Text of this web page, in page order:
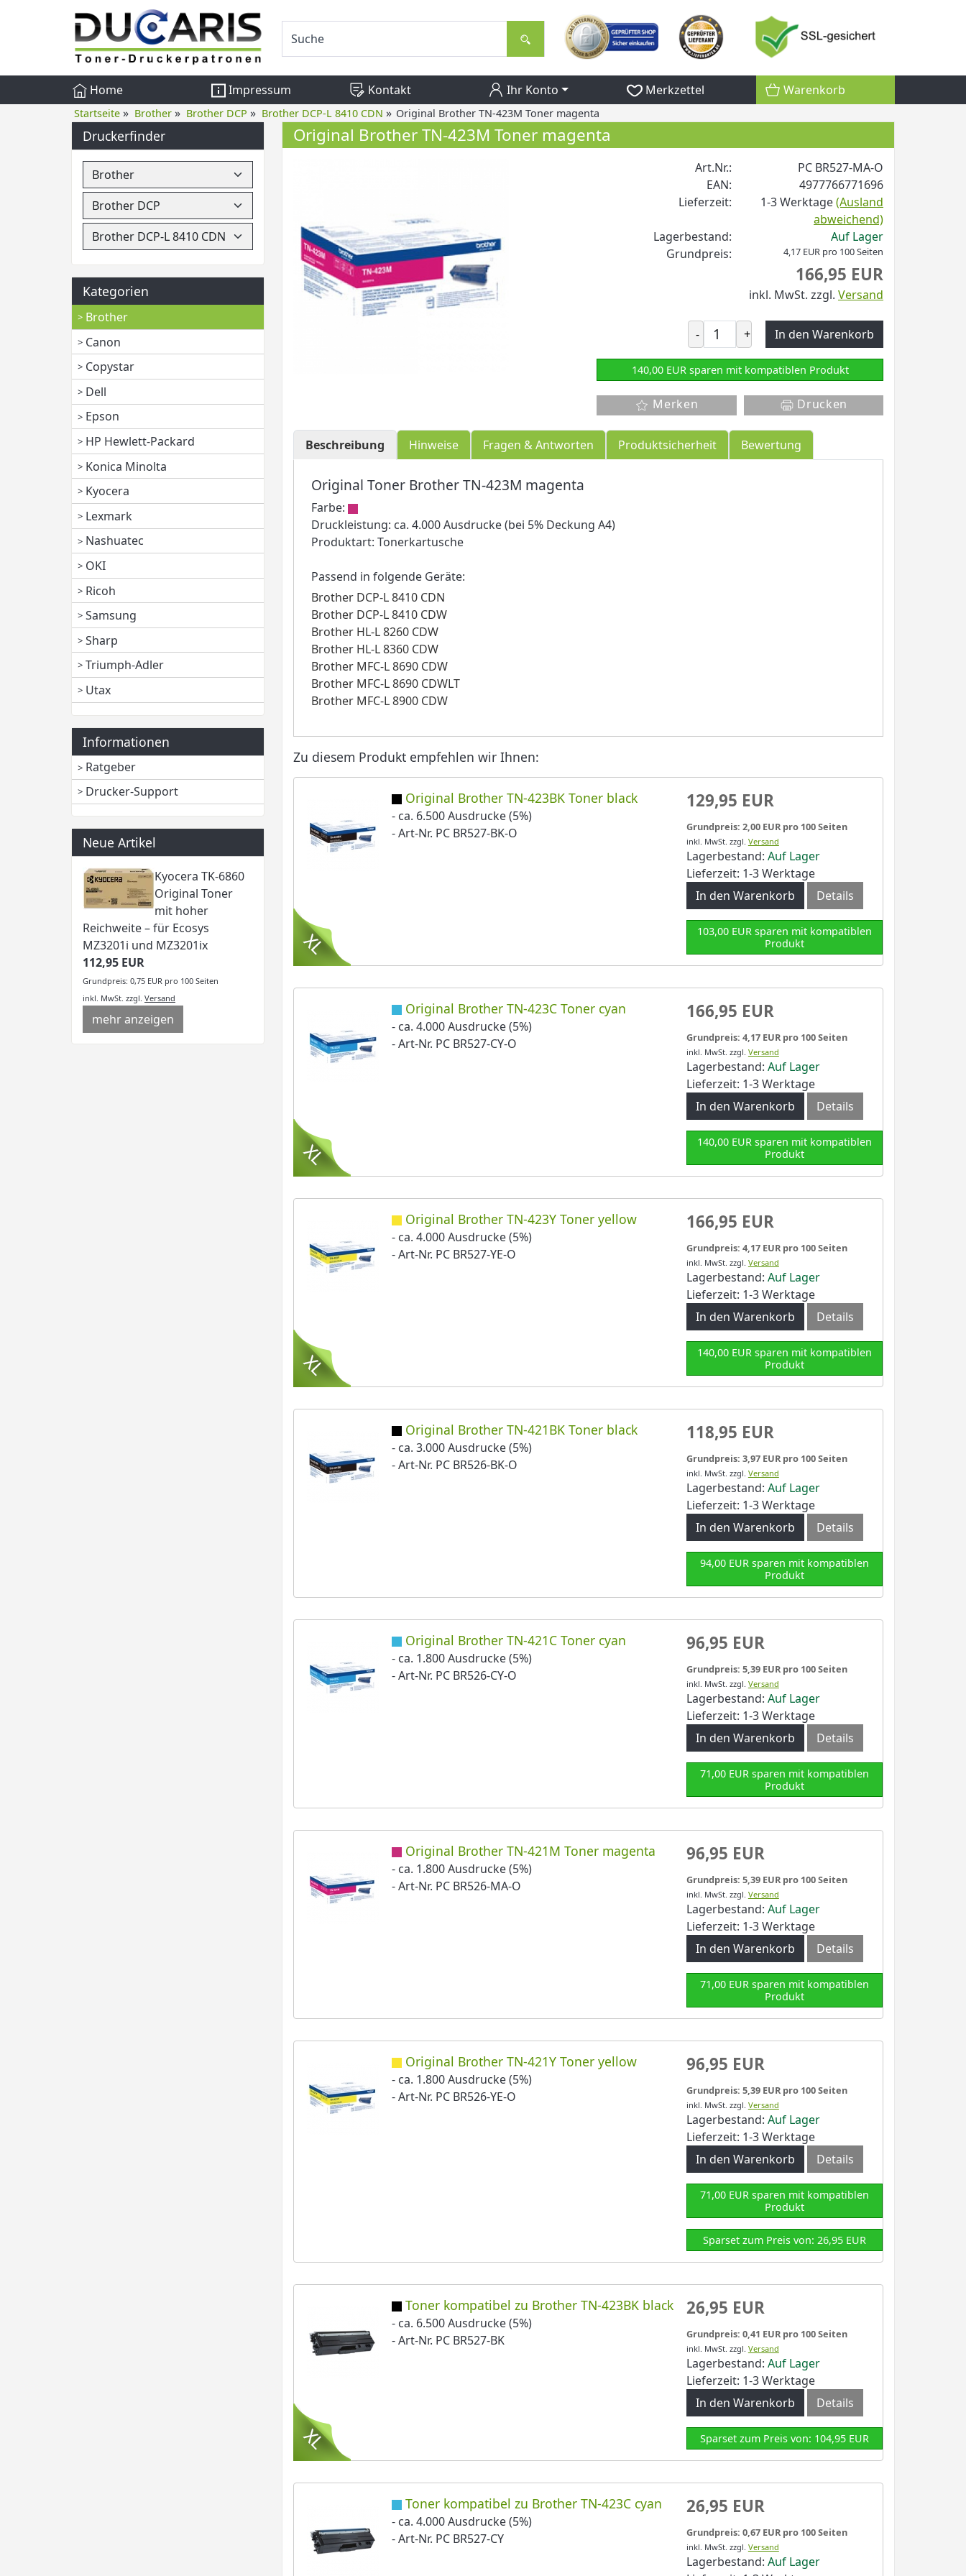
Home Impressum Kontakt Ihr Konto Merkzettel Warenkorb
Startseite » Brother » Brother DCP » Brother DCP-L 8410 CDN » Original Brother TN-423M Toner magenta
Druckerfinder
Kategorien
Brother
Canon
Copystar
Dell
Epson
HP Hewlett-Packard
Konica Minolta
Kyocera
Lexmark
Nashuatec
OKI
Ricoh
Samsung
Sharp
Triumph-Adler
Utax
Informationen
Ratgeber
Drucker-Support
Neue Artikel
Kyocera TK-6860
Original Toner
mit hoher
Reichweite – für Ecosys
MZ3201i und MZ3201ix
112,95 EUR
Grundpreis: 0,75 EUR pro 100 Seiten
inkl. MwSt. zzgl. Versand
mehr anzeigen
Original Brother TN-423M Toner magenta
Art.Nr.:
PC BR527-MA-O
EAN:
4977766771696
Lieferzeit:
1-3 Werktage(Ausland
abweichend)
Lagerbestand:
Auf Lager
Grundpreis:
4,17 EUR pro 100 Seiten
166,95 EUR
inkl. MwSt. zzgl. Versand
- + In den Warenkorb
140,00 EUR sparen mit kompatiblen Produkt
Merken Drucken
Beschreibung Hinweise Fragen & Antworten Produktsicherheit Bewertung
Original Toner Brother TN-423M magenta
Farbe:
Druckleistung: ca. 4.000 Ausdrucke (bei 5% Deckung A4)
Produktart: Tonerkartusche
Passend in folgende Geräte:
Brother DCP-L 8410 CDN
Brother DCP-L 8410 CDW
Brother HL-L 8260 CDW
Brother HL-L 8360 CDW
Brother MFC-L 8690 CDW
Brother MFC-L 8690 CDWLT
Brother MFC-L 8900 CDW
Zu diesem Produkt empfehlen wir Ihnen:
Original Brother TN-423BK Toner black
- ca. 6.500 Ausdrucke (5%)
- Art-Nr. PC BR527-BK-O
129,95 EUR
Grundpreis: 2,00 EUR pro 100 Seiten
inkl. MwSt. zzgl. Versand
Lagerbestand: Auf Lager
Lieferzeit: 1-3 Werktage
In den Warenkorb
Details
103,00 EUR sparen mit kompatiblen
Produkt
Original Brother TN-423C Toner cyan
- ca. 4.000 Ausdrucke (5%)
- Art-Nr. PC BR527-CY-O
166,95 EUR
Grundpreis: 4,17 EUR pro 100 Seiten
inkl. MwSt. zzgl. Versand
Lagerbestand: Auf Lager
Lieferzeit: 1-3 Werktage
In den Warenkorb
Details
140,00 EUR sparen mit kompatiblen
Produkt
Original Brother TN-423Y Toner yellow
- ca. 4.000 Ausdrucke (5%)
- Art-Nr. PC BR527-YE-O
166,95 EUR
Grundpreis: 4,17 EUR pro 100 Seiten
inkl. MwSt. zzgl. Versand
Lagerbestand: Auf Lager
Lieferzeit: 1-3 Werktage
In den Warenkorb
Details
140,00 EUR sparen mit kompatiblen
Produkt
Original Brother TN-421BK Toner black
- ca. 3.000 Ausdrucke (5%)
- Art-Nr. PC BR526-BK-O
118,95 EUR
Grundpreis: 3,97 EUR pro 100 Seiten
inkl. MwSt. zzgl. Versand
Lagerbestand: Auf Lager
Lieferzeit: 1-3 Werktage
In den Warenkorb
Details
94,00 EUR sparen mit kompatiblen
Produkt
Original Brother TN-421C Toner cyan
- ca. 1.800 Ausdrucke (5%)
- Art-Nr. PC BR526-CY-O
96,95 EUR
Grundpreis: 5,39 EUR pro 100 Seiten
inkl. MwSt. zzgl. Versand
Lagerbestand: Auf Lager
Lieferzeit: 1-3 Werktage
In den Warenkorb
Details
71,00 EUR sparen mit kompatiblen
Produkt
Original Brother TN-421M Toner magenta
- ca. 1.800 Ausdrucke (5%)
- Art-Nr. PC BR526-MA-O
96,95 EUR
Grundpreis: 5,39 EUR pro 100 Seiten
inkl. MwSt. zzgl. Versand
Lagerbestand: Auf Lager
Lieferzeit: 1-3 Werktage
In den Warenkorb
Details
71,00 EUR sparen mit kompatiblen
Produkt
Original Brother TN-421Y Toner yellow
- ca. 1.800 Ausdrucke (5%)
- Art-Nr. PC BR526-YE-O
96,95 EUR
Grundpreis: 5,39 EUR pro 100 Seiten
inkl. MwSt. zzgl. Versand
Lagerbestand: Auf Lager
Lieferzeit: 1-3 Werktage
In den Warenkorb
Details
71,00 EUR sparen mit kompatiblen
Produkt
Sparset zum Preis von: 26,95 EUR
Toner kompatibel zu Brother TN-423BK black
- ca. 6.500 Ausdrucke (5%)
- Art-Nr. PC BR527-BK
26,95 EUR
Grundpreis: 0,41 EUR pro 100 Seiten
inkl. MwSt. zzgl. Versand
Lagerbestand: Auf Lager
Lieferzeit: 1-3 Werktage
In den Warenkorb
Details
Sparset zum Preis von: 104,95 EUR
Toner kompatibel zu Brother TN-423C cyan
- ca. 4.000 Ausdrucke (5%)
- Art-Nr. PC BR527-CY
26,95 EUR
Grundpreis: 0,67 EUR pro 100 Seiten
inkl. MwSt. zzgl. Versand
Lagerbestand: Auf Lager